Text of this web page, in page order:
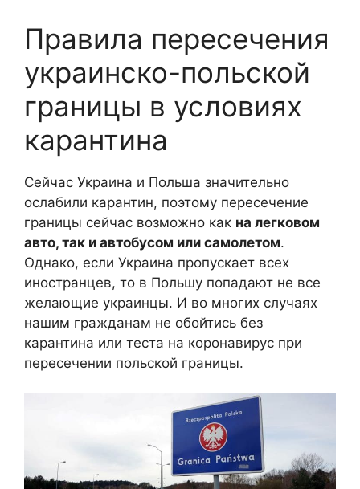
Правила пересечения
украинско-польской
границы в условиях
карантина
Сейчас Украина и Польша значительно
ослабили карантин, поэтому пересечение
границы сейчас возможно как на легковом
авто, так и автобусом или самолетом.
Однако, если Украина пропускает всех
иностранцев, то в Польшу попадают не все
желающие украинцы. И во многих случаях
нашим гражданам не обойтись без
карантина или теста на коронавирус при
пересечении польской границы.